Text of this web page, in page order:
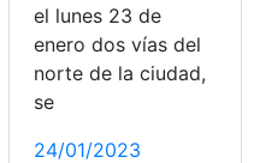
el lunes 23 de
enero dos vías del
norte de la ciudad,
se
24/01/2023